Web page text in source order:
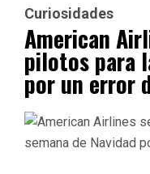
Curiosidades
American
pilotos para
por un error